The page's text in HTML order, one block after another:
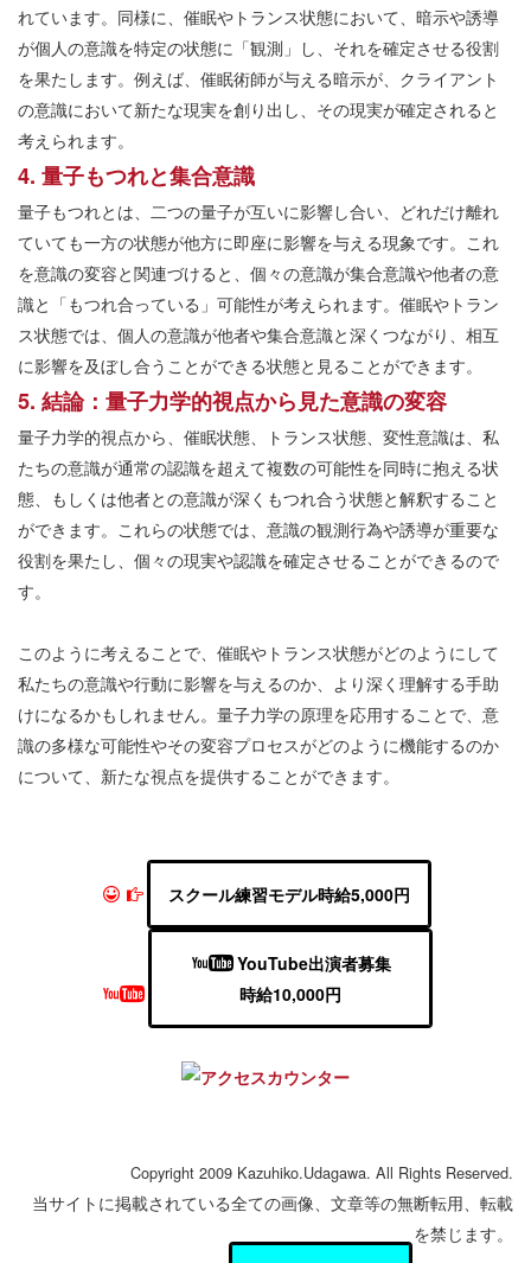
れています。同様に、催眠やトランス状態において、暗示や誘導
が個人の意識を特定の状態に「観測」し、それを確定させる役割
を果たします。例えば、催眠術師が与える暗示が、クライアント
の意識において新たな現実を創り出し、その現実が確定されると
考えられます。
4. 量子もつれと集合意識
量子もつれとは、二つの量子が互いに影響し合い、どれだけ離れ
ていても一方の状態が他方に即座に影響を与える現象です。これ
を意識の変容と関連づけると、個々の意識が集合意識や他者の意
識と「もつれ合っている」可能性が考えられます。催眠やトラン
ス状態では、個人の意識が他者や集合意識と深くつながり、相互
に影響を及ぼし合うことができる状態と見ることができます。
5. 結論：量子力学的視点から見た意識の変容
量子力学的視点から、催眠状態、トランス状態、変性意識は、私
たちの意識が通常の認識を超えて複数の可能性を同時に抱える状
態、もしくは他者との意識が深くもつれ合う状態と解釈すること
ができます。これらの状態では、意識の観測行為や誘導が重要な
役割を果たし、個々の現実や認識を確定させることができるので
す。
このように考えることで、催眠やトランス状態がどのようにして
私たちの意識や行動に影響を与えるのか、より深く理解する手助
けになるかもしれません。量子力学の原理を応用することで、意
識の多様な可能性やその変容プロセスがどのように機能するのか
について、新たな視点を提供することができます。
スクール練習モデル時給5,000円
YouTube出演者募集
時給10,000円
Copyright 2009 Kazuhiko.Udagawa. All Rights Reserved.
当サイトに掲載されている全ての画像、文章等の無断転用、転載
を禁じます。